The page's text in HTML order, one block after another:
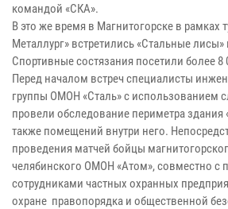
командой «СКА».
В это же время в Магнитогорске в рамках
Металлург» встретились «Стальные
Спортивные состязания посетили более
Перед началом встреч специалисты
группы ОМОН «Сталь» с использованием
провели обследование периметра здания
также помещений внутри него.
проведения матчей бойцы
челябинского ОМОН «Атом», совместно с
сотрудниками частных охранных
охране правопорядка и общественной